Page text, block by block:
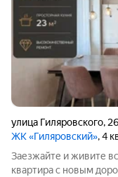
улица Гиляровского,
ЖК «Гиляровский», 4
Заезжайте и живите всё уже сделано за вас Трёхкомнатная
квартира с новым